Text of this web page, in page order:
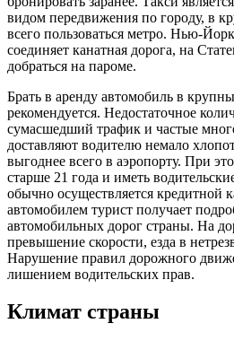
видом передвижения по городу, в
всего пользоваться метро. Нью-
соединяет канатная дорога, на
добраться на пароме.
Брать в аренду автомобиль в
рекомендуется. Недостаточное
сумасшедший трафик и частые
доставляют водителю немало
выгоднее всего в аэропорту. При
старше 21 года и иметь
обычно осуществляется кредитной
автомобилем турист получает
автомобильных дорог страны. На
превышение скорости, езда в
Нарушение правил дорожного
лишением водительских прав.
Климат страны